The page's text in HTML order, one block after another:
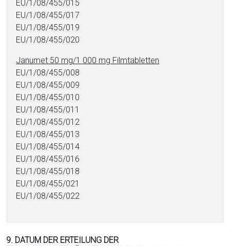
EU/1/08/455/015
EU/1/08/455/017
EU/1/08/455/019
EU/1/08/455/020
Janumet 50 mg/1 000 mg Film­ta­blet­ten
EU/1/08/455/008
EU/1/08/455/009
EU/1/08/455/010
EU/1/08/455/011
EU/1/08/455/012
EU/1/08/455/013
EU/1/08/455/014
EU/1/08/455/016
EU/1/08/455/018
EU/1/08/455/021
EU/1/08/455/022
9. DATUM DER ERTEILUNG DER